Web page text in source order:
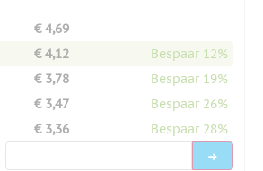
€ 4,69
€ 4,12
Bespaar 12%
€ 3,78
Bespaar 19%
€ 3,47
Bespaar 26%
€ 3,36
Bespaar 28%